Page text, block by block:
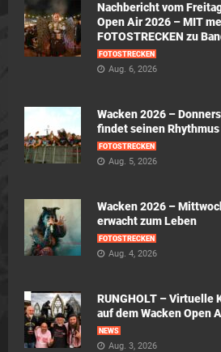
Nachbericht vom
Open Air 2026 – MIT
FOTOSTRECKEN zu
FOTOSTRECKEN
Aug. 6, 2026
Wacken 2026 –
findet seinen Rhythmus
FOTOSTRECKEN
Aug. 5, 2026
Wacken 2026 –
erwacht zum Leben
FOTOSTRECKEN
Aug. 4, 2026
RUNGHOLT – Virtuelle
auf dem Wacken Open
NEWS
Aug. 3, 2026